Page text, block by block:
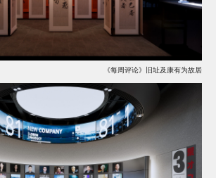
《每周评论》旧址及康有为故居